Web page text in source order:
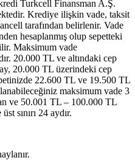
Turkcell Finansman A.Ş.
Krediye ilişkin vade, taksit
tarafından belirlenir. Vade
hesaplanmış olup sepetteki
Maksimum vade
20.000 TL ve altındaki cep
20.000 TL üzerindeki cep
22.600 TL ve 19.500 TL
maksimum vade 3
ve 50.001 TL – 100.000 TL
sınırı 24 aydır.